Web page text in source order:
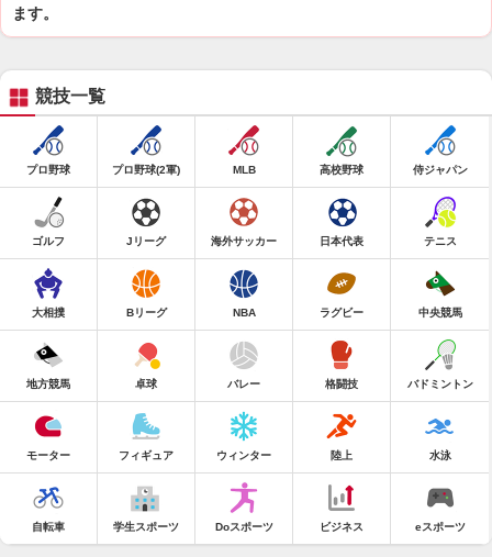
ます。
競技一覧
プロ野球 プロ野球(2軍) MLB 高校野球 侍ジャパン
ゴルフ Jリーグ 海外サッカー 日本代表 テニス
大相撲 Bリーグ NBA ラグビー 中央競馬
地方競馬 卓球 バレー 格闘技 バドミントン
モーター フィギュア ウィンター 陸上 水泳
自転車 学生スポーツ Doスポーツ ビジネス eスポーツ